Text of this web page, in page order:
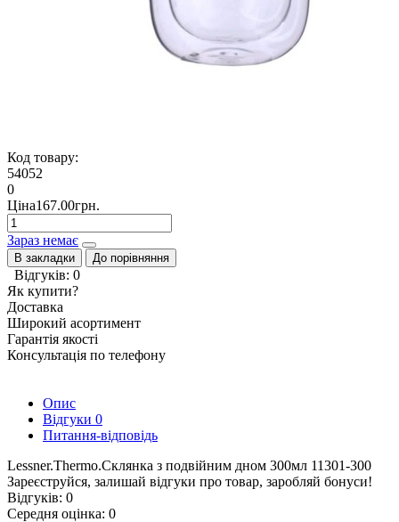
Код товару:
54052
0
Ціна167.00грн.
Зараз немає
В закладки До порівняння
Відгуків: 0
Як купити?
Доставка
Широкий асортимент
Гарантія якості
Консультація по телефону
Опис
Відгуки 0
Питання-відповідь
Lessner.Thermo.Склянка з подвійним дном 300мл 11301-300
Зареєструйся, залишай відгуки про товар, заробляй бонуси!
Відгуків: 0
Середня оцінка: 0